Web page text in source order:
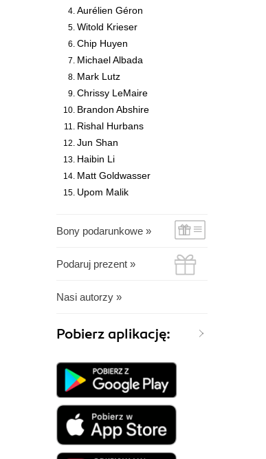
Aurélien Géron
Witold Krieser
Chip Huyen
Michael Albada
Mark Lutz
Chrissy LeMaire
Brandon Abshire
Rishal Hurbans
Jun Shan
Haibin Li
Matt Goldwasser
Upom Malik
Bony podarunkowe »
Podaruj prezent »
Nasi autorzy »
Pobierz aplikację: